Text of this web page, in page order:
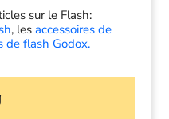
sur le Flash:
, les accessoires de
de flash Godox.